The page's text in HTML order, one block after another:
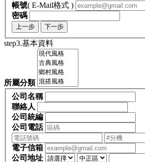
帳號( E-Mail格式 )
密碼
上一步 下一步
step3.基本資料
所屬分類
公司名稱
聯絡人
公司統編
公司電話
電子信箱
公司地址